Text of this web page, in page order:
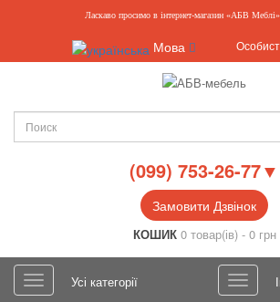
Ласкаво просимо в інтернет-магазин «АБВ
Мова
(099) 753-26-77▼
Замовити Дзвінок
КОШИК 0 товар(ів) - 0 грн
Усі категорії